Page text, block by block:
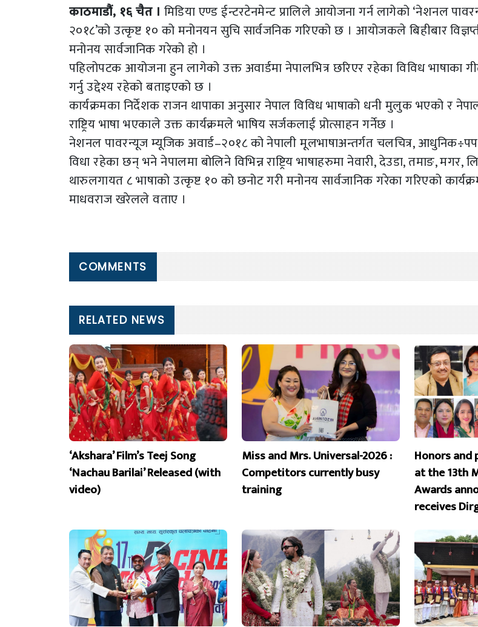
काठमाडौं, १६ चैत । मिडिया एण्ड ईन्टरटेनमेन्ट प्रालिले आयोजना गर्न लागेको ‘नेशनल
२०१८’को उत्कृष्ट १० को मनोनयन सुचि सार्वजनिक गरिएको छ । आयोजकले बिहीबार
मनोनय सार्वजानिक गरेको हो ।
पहिलोपटक आयोजना हुन लागेको उक्त अवार्डमा नेपालभित्र छरिएर रहेका विविध भाषाका
गर्नु उद्देश्य रहेको बताइएको छ ।
कार्यक्रमका निर्देशक राजन थापाका अनुसार नेपाल विविध भाषाको धनी मुलुक भएको र
राष्ट्रिय भाषा भएकाले उक्त कार्यक्रमले भाषिय सर्जकलाई प्रोत्साहन गर्नेछ ।
नेशनल पावरन्यूज म्यूजिक अवार्ड–२०१८ को नेपाली मूलभाषाअन्तर्गत चलचित्र, आधुनिक÷पप
विधा रहेका छन् भने नेपालमा बोलिने विभिन्न राष्ट्रिय भाषाहरुमा नेवारी, देउडा, तमाङ, मगर,
थारुलगायत ८ भाषाको उत्कृष्ट १० को छनोट गरी मनोनय सार्वजानिक गरेका गरिएको
माधवराज खरेलले वताए ।
COMMENTS
RELATED NEWS
‘Akshara’ Film’s Teej Song
‘Nachau Barilai’ Released (with
video)
Miss and Mrs. Universal-2026 :
Competitors currently busy
training
Honors and
at the 13th
Awards
receives